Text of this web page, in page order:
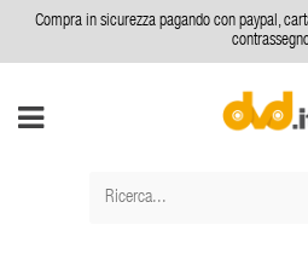
Compra in sicurezza pagando con paypal,